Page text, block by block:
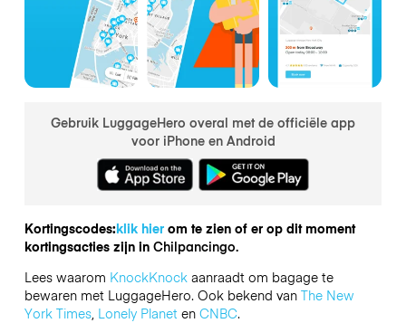
Gebruik LuggageHero overal met de officiële app
voor iPhone en Android
Kortingscodes:klik hierom te zien of er op dit moment
kortingsacties zijn in Chilpancingo.
Lees waarom KnockKnockaanraadt om bagage te
bewaren met LuggageHero. Ook bekend van The New
York Times, Lonely Planeten CNBC.